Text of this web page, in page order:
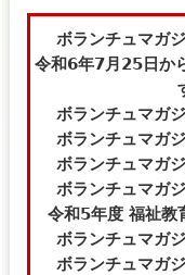
n
k
s
n
d
s
e
-
m
a
i
n
k
s
e
x
t
e
r
n
ボランチュマガ
令和6年7月25日か
ボランチュマガ
ボランチュマガ
ボランチュマガ
ボランチュマガ
令和5年度 福祉教
ボランチュマガ
ボランチュマガ